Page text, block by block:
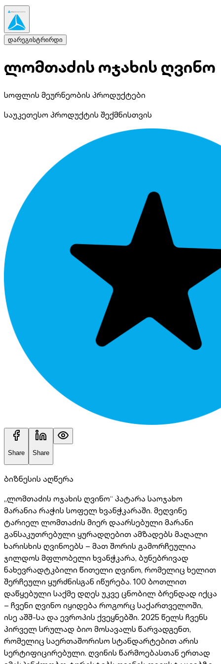
დარეგისტრირდი
ლომთაძის ოჯახის ღვინო
სოფლის მეურნეობის პროდუქტები
საუკეთესო პროდუქტის შექმნისთვის
Share Share
ბიზნესის აღწერა
„ლომთაძის ოჯახის ღვინო“ პატარა საოჯახო
მარანია რაჭის სოფელ ხვანჭკარაში. მეღვინე
ტარიელ ლომთაძის მიერ დაარსებული მარანი
განსაკუთრებული ყურადღებით ამზადებს მაღალი
ხარისხის ღვინოებს – მათ შორის გამორჩეულია
ჯილდოს მფლობელი ხვანჭკარა, ბუნებრივად
ნახევრადტკბილი წითელი ღვინო, რომელიც ხელით
შერჩეული ყურძნისგან იწურება. 100 ბოთლით
დაწყებული საქმე დღეს უკვე ცნობილ ბრენდად იქცა
– ჩვენი ღვინო იყიდება როგორც საქართველოში,
ისე აშშ-სა და ევროპის ქვეყნებში. 2025 წელს ჩვენს
პირველ სრულად ბიო მოსავალს წარვადგენთ,
რომელიც საერთაშორისო სტანდარტებით არის
სერტიფიცირებული. ღვინის წარმოებასთან ერთად